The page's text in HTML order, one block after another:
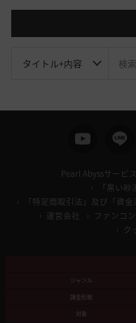
Pearl Abyssサービ
「黒い
「特定商取引法」及び「資
運営会社
ファンコ
ク
ジャンル
課金形態
対象